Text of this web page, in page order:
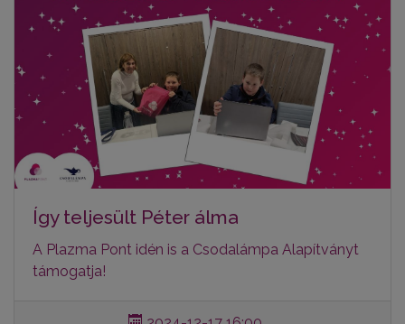
Így teljesült Péter álma
A Plazma Pont idén is a Csodalámpa Alapítványt
támogatja!